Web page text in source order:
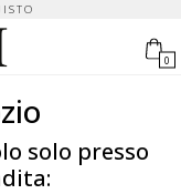
0
solo presso